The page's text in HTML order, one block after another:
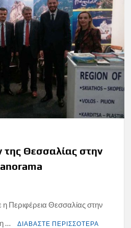
Θεσσαλίας στην
Περιφέρεια Θεσσαλίας στην
…
ΔΙΑΒΑΣΤΕ ΠΕΡΙΣΣΟΤΕΡΑ